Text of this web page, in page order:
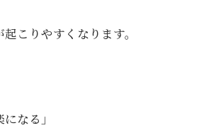
こりやすくなります。
なる」